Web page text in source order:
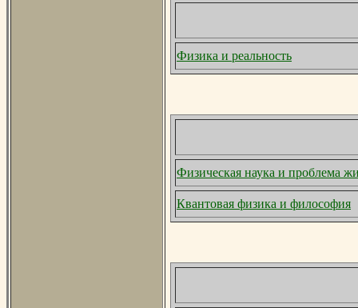
Физика и реальность
Физическая наука и проблема
Квантовая физика и философия